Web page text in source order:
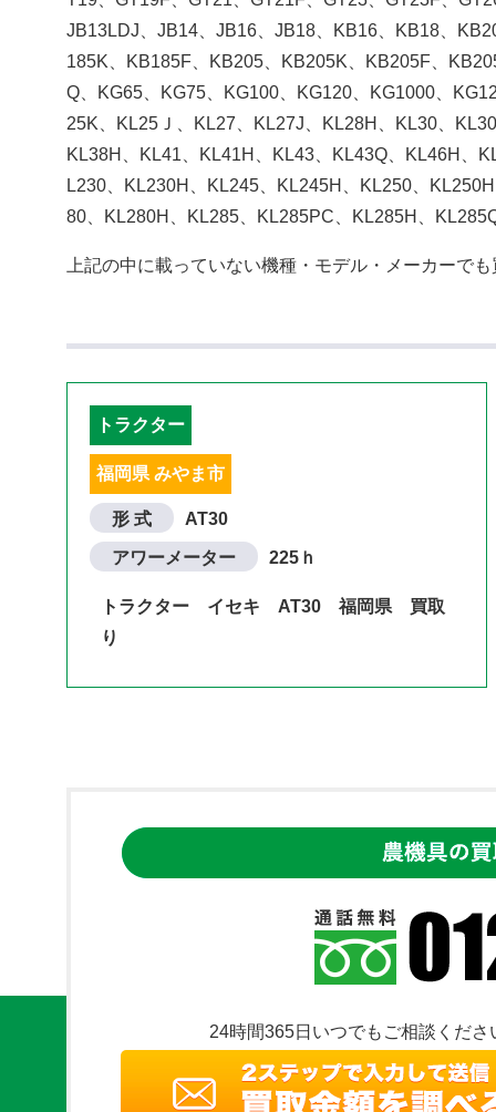
JB13LDJ、JB14、JB16、JB18、KB16、KB18、
185K、KB185F、KB205、KB205K、KB205F、
Q、KG65、KG75、KG100、KG120、KG1000、
25K、KL25Ｊ、KL27、KL27J、KL28H、KL30、
KL38H、KL41、KL41H、KL43、KL43Q、KL46H、
L230、KL230H、KL245、KL245H、KL250、
80、KL280H、KL285、KL285PC、KL285H、
上記の中に載っていない機種・モデル・メーカーで
トラクター
福岡県 みやま市
形 式 AT30
アワーメーター 225ｈ
トラクター イセキ AT30 福岡県 買取
り
24時間365日いつでもご相談くださ